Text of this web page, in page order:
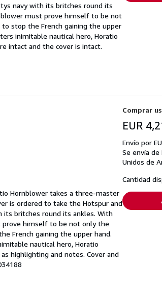
navy with its britches round its
must prove himself to be not
stop the French gaining the upper
inimitable nautical hero, Horatio
intact and the cover is intact.
Hornblower takes a three-master
is ordered to take the Hotspur and
its britches round its ankles. With
prove himself to be not only the
French gaining the upper hand.
nautical hero, Horatio
highlighting and notes. Cover and
Comprar
EUR
Envío por
Se envía de
Unidos de
Cantidad